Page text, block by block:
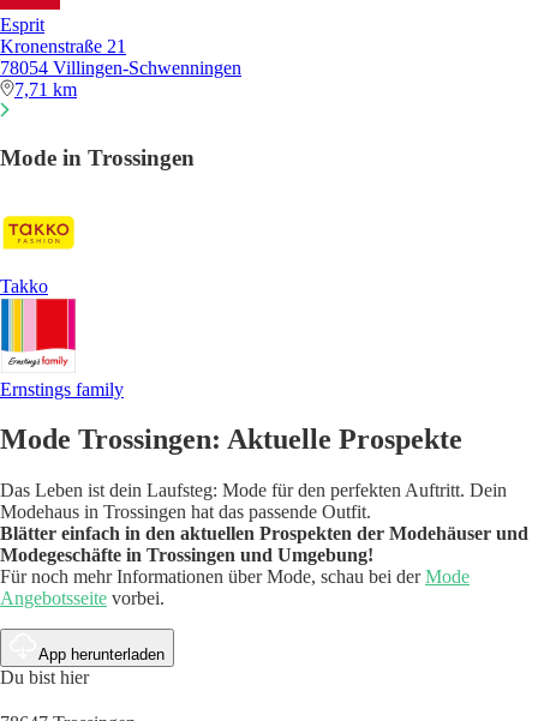
Esprit
Kronenstraße 21
78054 Villingen-Schwenningen
7,71 km
Mode in Trossingen
Takko
Ernstings family
Mode Trossingen: Aktuelle Prospekte
Das Leben ist dein Laufsteg: Mode für den perfekten Auftritt. Dein
Modehaus in Trossingen hat das passende Outfit.
Blätter einfach in den aktuellen Prospekten der Modehäuser und
Modegeschäfte in Trossingen und Umgebung!
Für noch mehr Informationen über Mode, schau bei derMode
Angebotsseite vorbei.
App herunterladen
Du bist hier